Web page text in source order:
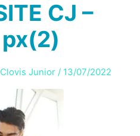
CJ –
Clovis Junior / 13/07/2022